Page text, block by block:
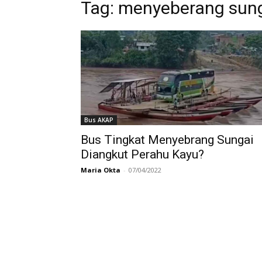
Tag: menyeberang
Bus AKAP
Bus Tingkat Menyebrang Sungai
Diangkut Perahu Kayu?
Maria Okta - 07/04/2022